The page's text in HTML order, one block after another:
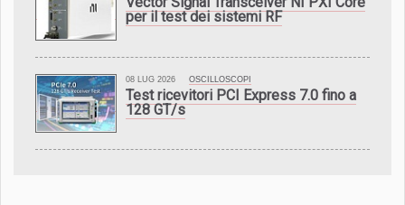
per il test dei sistemi RF
08 LUG 2026 OSCILLOSCOPI
Test ricevitori PCI Express 7.0 fino a
128 GT/s